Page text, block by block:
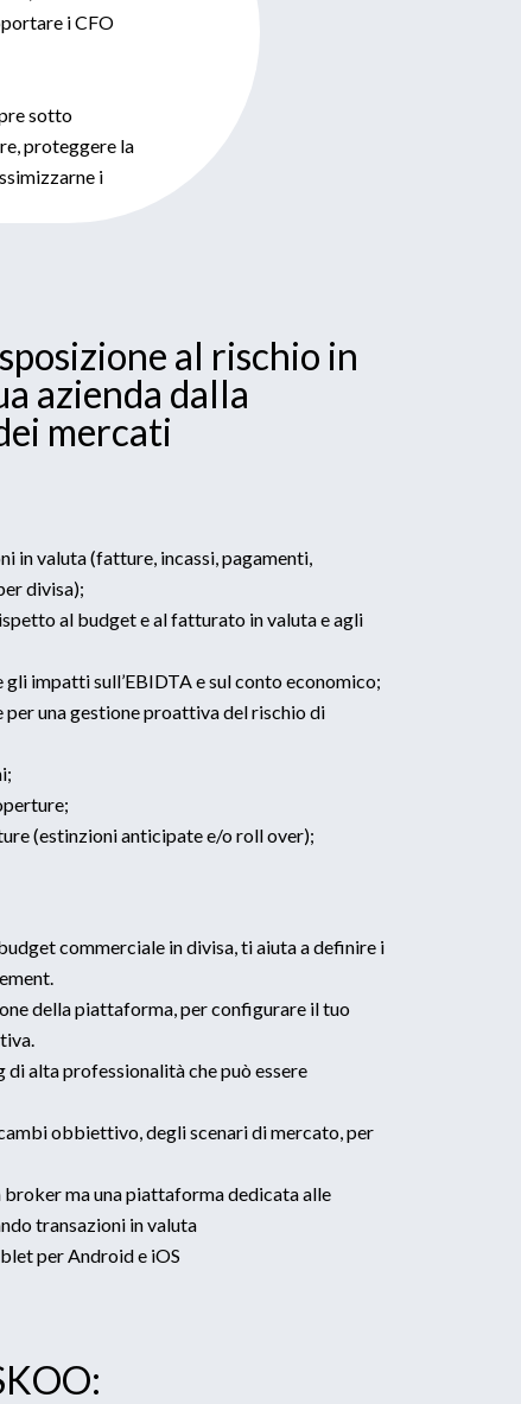
i CFO
sotto
proteggere la
i
al rischio in
azienda dalla
mercati
in valuta (fatture, incassi, pagamenti,
divisa);
al budget e al fatturato in valuta e agli
impatti sull’EBIDTA e sul conto economico;
una gestione proattiva del rischio di
(estinzioni anticipate e/o roll over);
commerciale in divisa, ti aiuta a definire i
della piattaforma, per configurare il tuo
alta professionalità che può essere
obbiettivo, degli scenari di mercato, per
ma una piattaforma dedicata alle
transazioni in valuta
per Android e iOS